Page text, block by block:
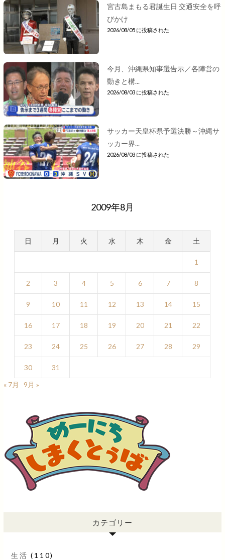
宮古島まもる君誕生日 交通安全を呼
びかけ
2026/08/05 に投稿された
今月、沖縄県知事選告示／各陣営の
動きと構...
2026/08/03 に投稿された
サッカー天皇杯県予選決勝～沖縄サ
ッカー界...
2026/08/03 に投稿された
2009年8月
日 月 火 水 木 金 土
1
2 3 4 5 6 7 8
9 10 11 12 13 14 15
16 17 18 19 20 21 22
23 24 25 26 27 28 29
30
31
« 7月
9月 »
カテゴリー
生活 (110)